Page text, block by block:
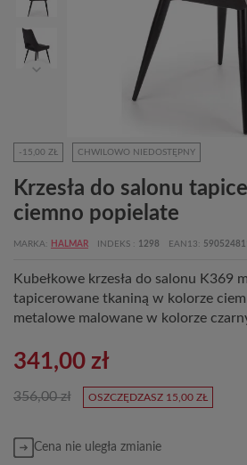
-15,00 ZŁ CHWILOWO NIEDOSTĘPNY
Krzesła do salonu
ciemno popielate
MARKA HALMAR INDEKS 1298 EAN13
Kubełkowe krzesła do salonu K369
tapicerowane tkaniną w kolorze
metalowe malowane w kolorze
341,00 zł
356,00 zł OSZCZĘDZASZ 15,00 ZŁ
Cena nie uległa zmianie